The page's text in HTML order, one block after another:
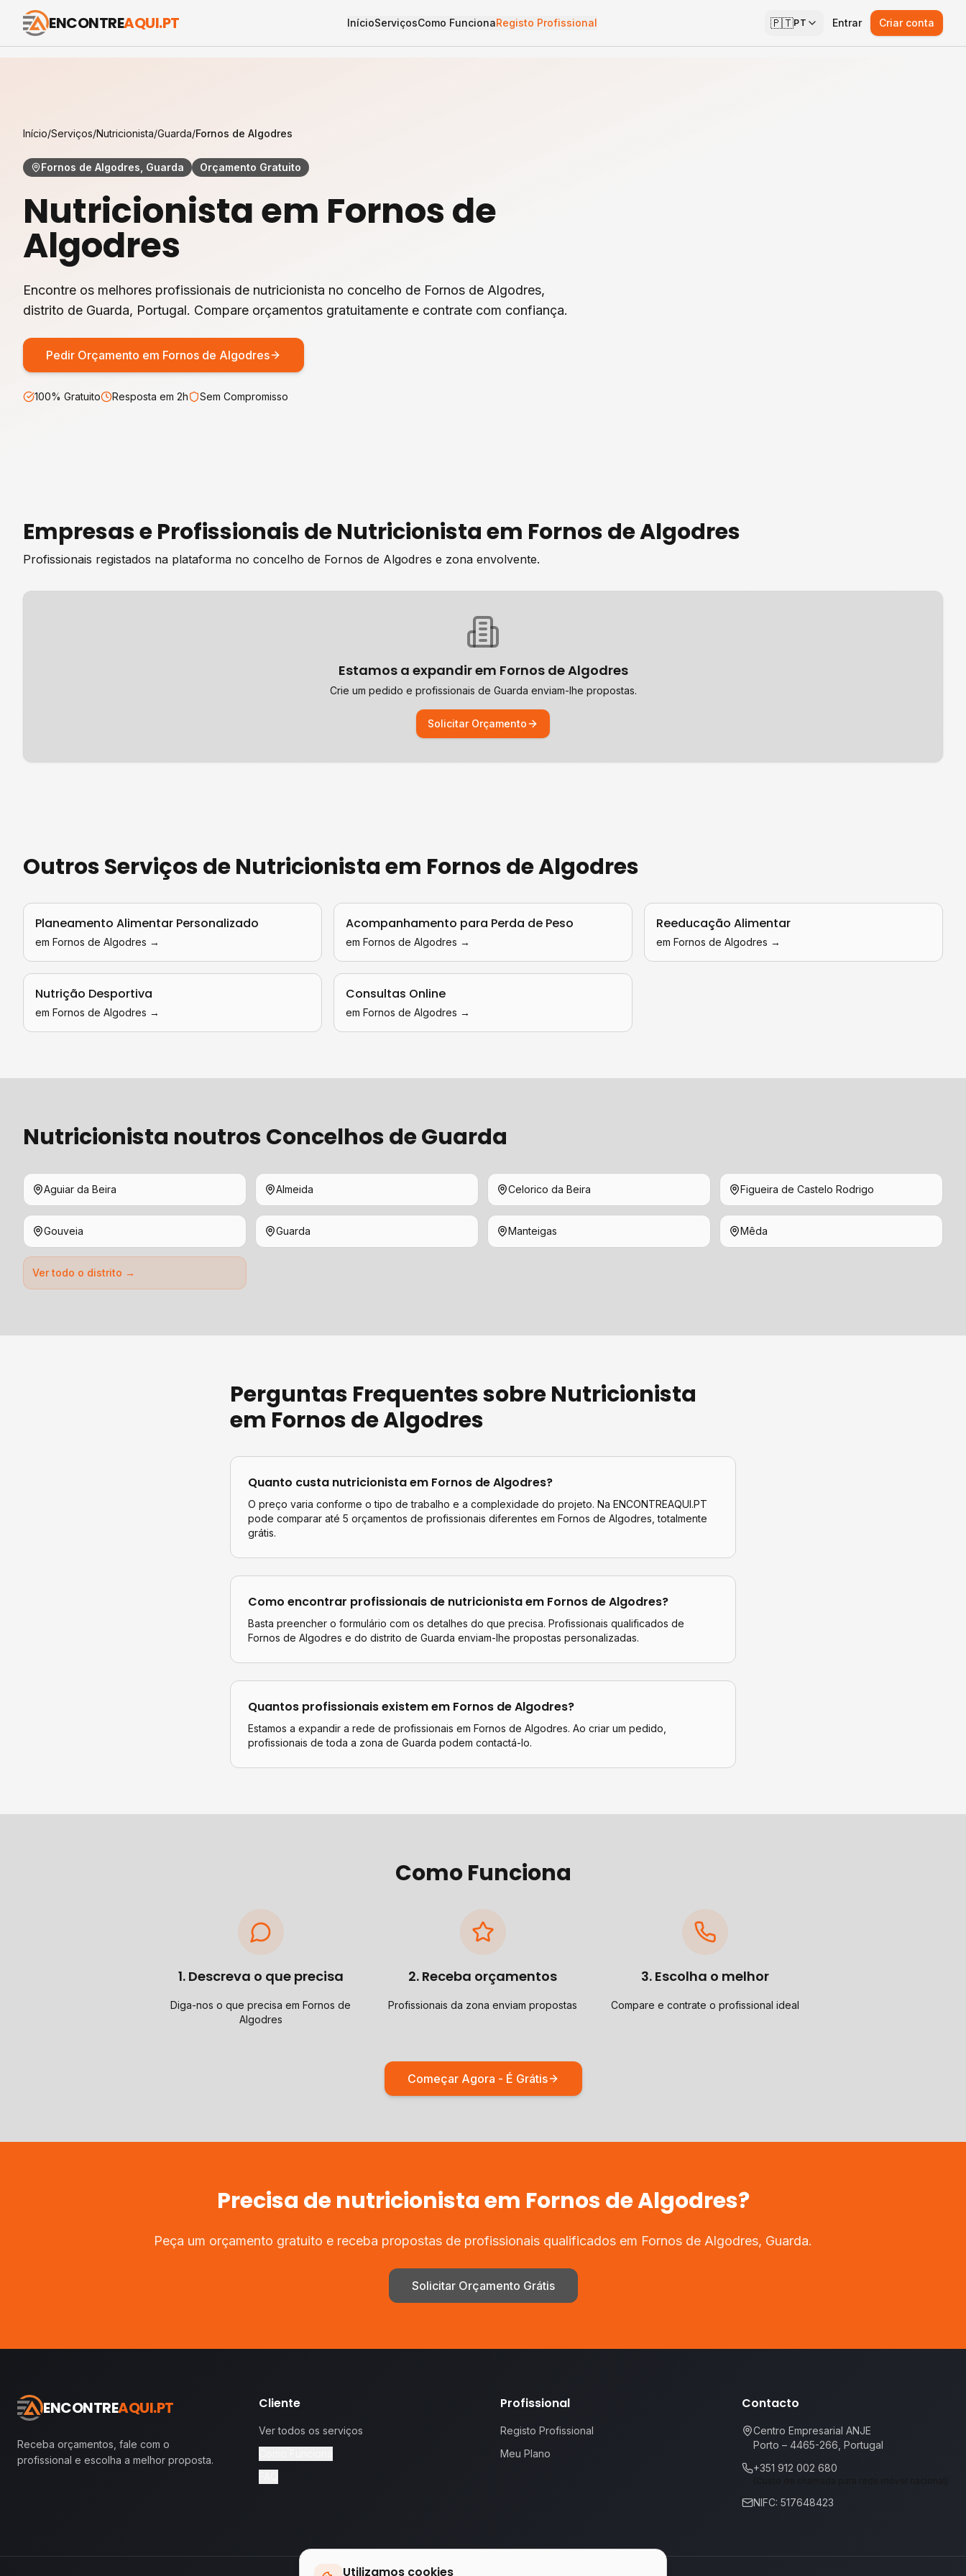
Utilizamos cookies
ENCONTREAQUI.PT InícioServiçosComo FuncionaRegisto Profissional 🇵🇹PT Entrar Criar conta
Início/Serviços/Nutricionista/Guarda/Fornos de Algodres
Fornos de Algodres, Guarda Orçamento Gratuito
Nutricionistaem Fornos de
Algodres
Encontre os melhores profissionais de nutricionista no concelho de Fornos de Algodres,
distrito de Guarda, Portugal. Compare orçamentos gratuitamente e contrate com confiança.
Pedir Orçamento em Fornos de Algodres
100% Gratuito Resposta em 2h Sem Compromisso
Empresas e Profissionais deNutricionistaem Fornos de Algodres
Profissionais registados na plataforma no concelho de Fornos de Algodres e zona envolvente.
Estamos a expandir em Fornos de Algodres
Crie um pedido e profissionais de Guarda enviam-lhe propostas.
Solicitar Orçamento
Outros Serviços deNutricionistaem Fornos de Algodres
Planeamento Alimentar Personalizado
em Fornos de Algodres →
Acompanhamento para Perda de Peso
em Fornos de Algodres →
Reeducação Alimentar
em Fornos de Algodres →
Nutrição Desportiva
em Fornos de Algodres →
Consultas Online
em Fornos de Algodres →
Nutricionista noutros Concelhos deGuarda
Aguiar da Beira Almeida Celorico da Beira Figueira de Castelo Rodrigo
Gouveia Guarda Manteigas Mêda
Ver todo o distrito →
Perguntas Frequentes sobreNutricionista
em Fornos de Algodres
Quanto custa nutricionistaem Fornos de Algodres?
O preço varia conforme o tipo de trabalho e a complexidade do projeto. Na ENCONTREAQUI.PT
pode comparar até 5 orçamentos de profissionais diferentes em Fornos de Algodres , totalmente
grátis.
Como encontrar profissionais de nutricionistaem Fornos de Algodres?
Basta preencher o formulário com os detalhes do que precisa. Profissionais qualificados de
Fornos de Algodres e do distrito de Guarda enviam-lhe propostas personalizadas.
Quantos profissionais existem em Fornos de Algodres?
Estamos a expandir a rede de profissionais em Fornos de Algodres. Ao criar um pedido,
profissionais de toda a zona de Guarda podem contactá-lo.
Como Funciona
1. Descreva o que precisa
Diga-nos o que precisa em Fornos de
Algodres
2. Receba orçamentos
Profissionais da zona enviam propostas
3. Escolha o melhor
Compare e contrate o profissional ideal
Começar Agora - É Grátis
Precisa denutricionistaem Fornos de Algodres?
Peça um orçamento gratuito e receba propostas de profissionais qualificados em Fornos de Algodres, Guarda.
Solicitar Orçamento Grátis
ENCONTREAQUI.PT
Receba orçamentos, fale com o
profissional e escolha a melhor proposta.
Cliente
Ver todos os serviços
Profissional
Registo Profissional
Meu Plano
Contacto
Centro Empresarial ANJE
Porto – 4465-266, Portugal
+351 912 002 680
NIFC: 517648423